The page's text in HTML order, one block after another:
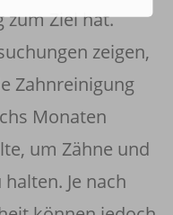
zum Ziel hat.
zeigen,
Zahnreinigung
Monaten
um Zähne und
Je nach